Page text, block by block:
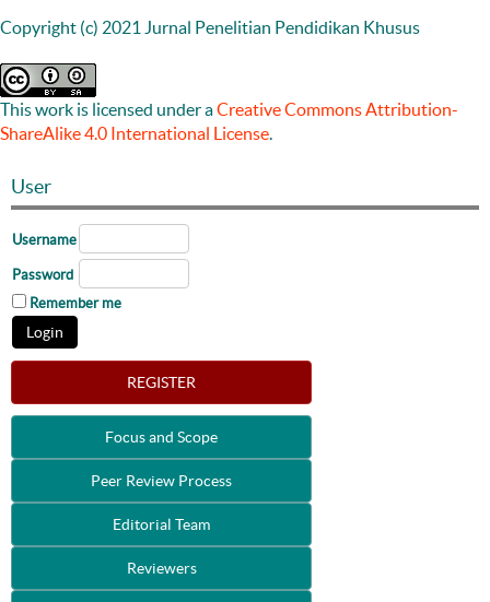
Copyright (c) 2021 Jurnal Penelitian Pendidikan Khusus
This work is licensed under aCreative Commons Attribution-
ShareAlike 4.0 International License.
User
Username
Password
Remember me
REGISTER
Focus and Scope
Peer Review Process
Editorial Team
Reviewers